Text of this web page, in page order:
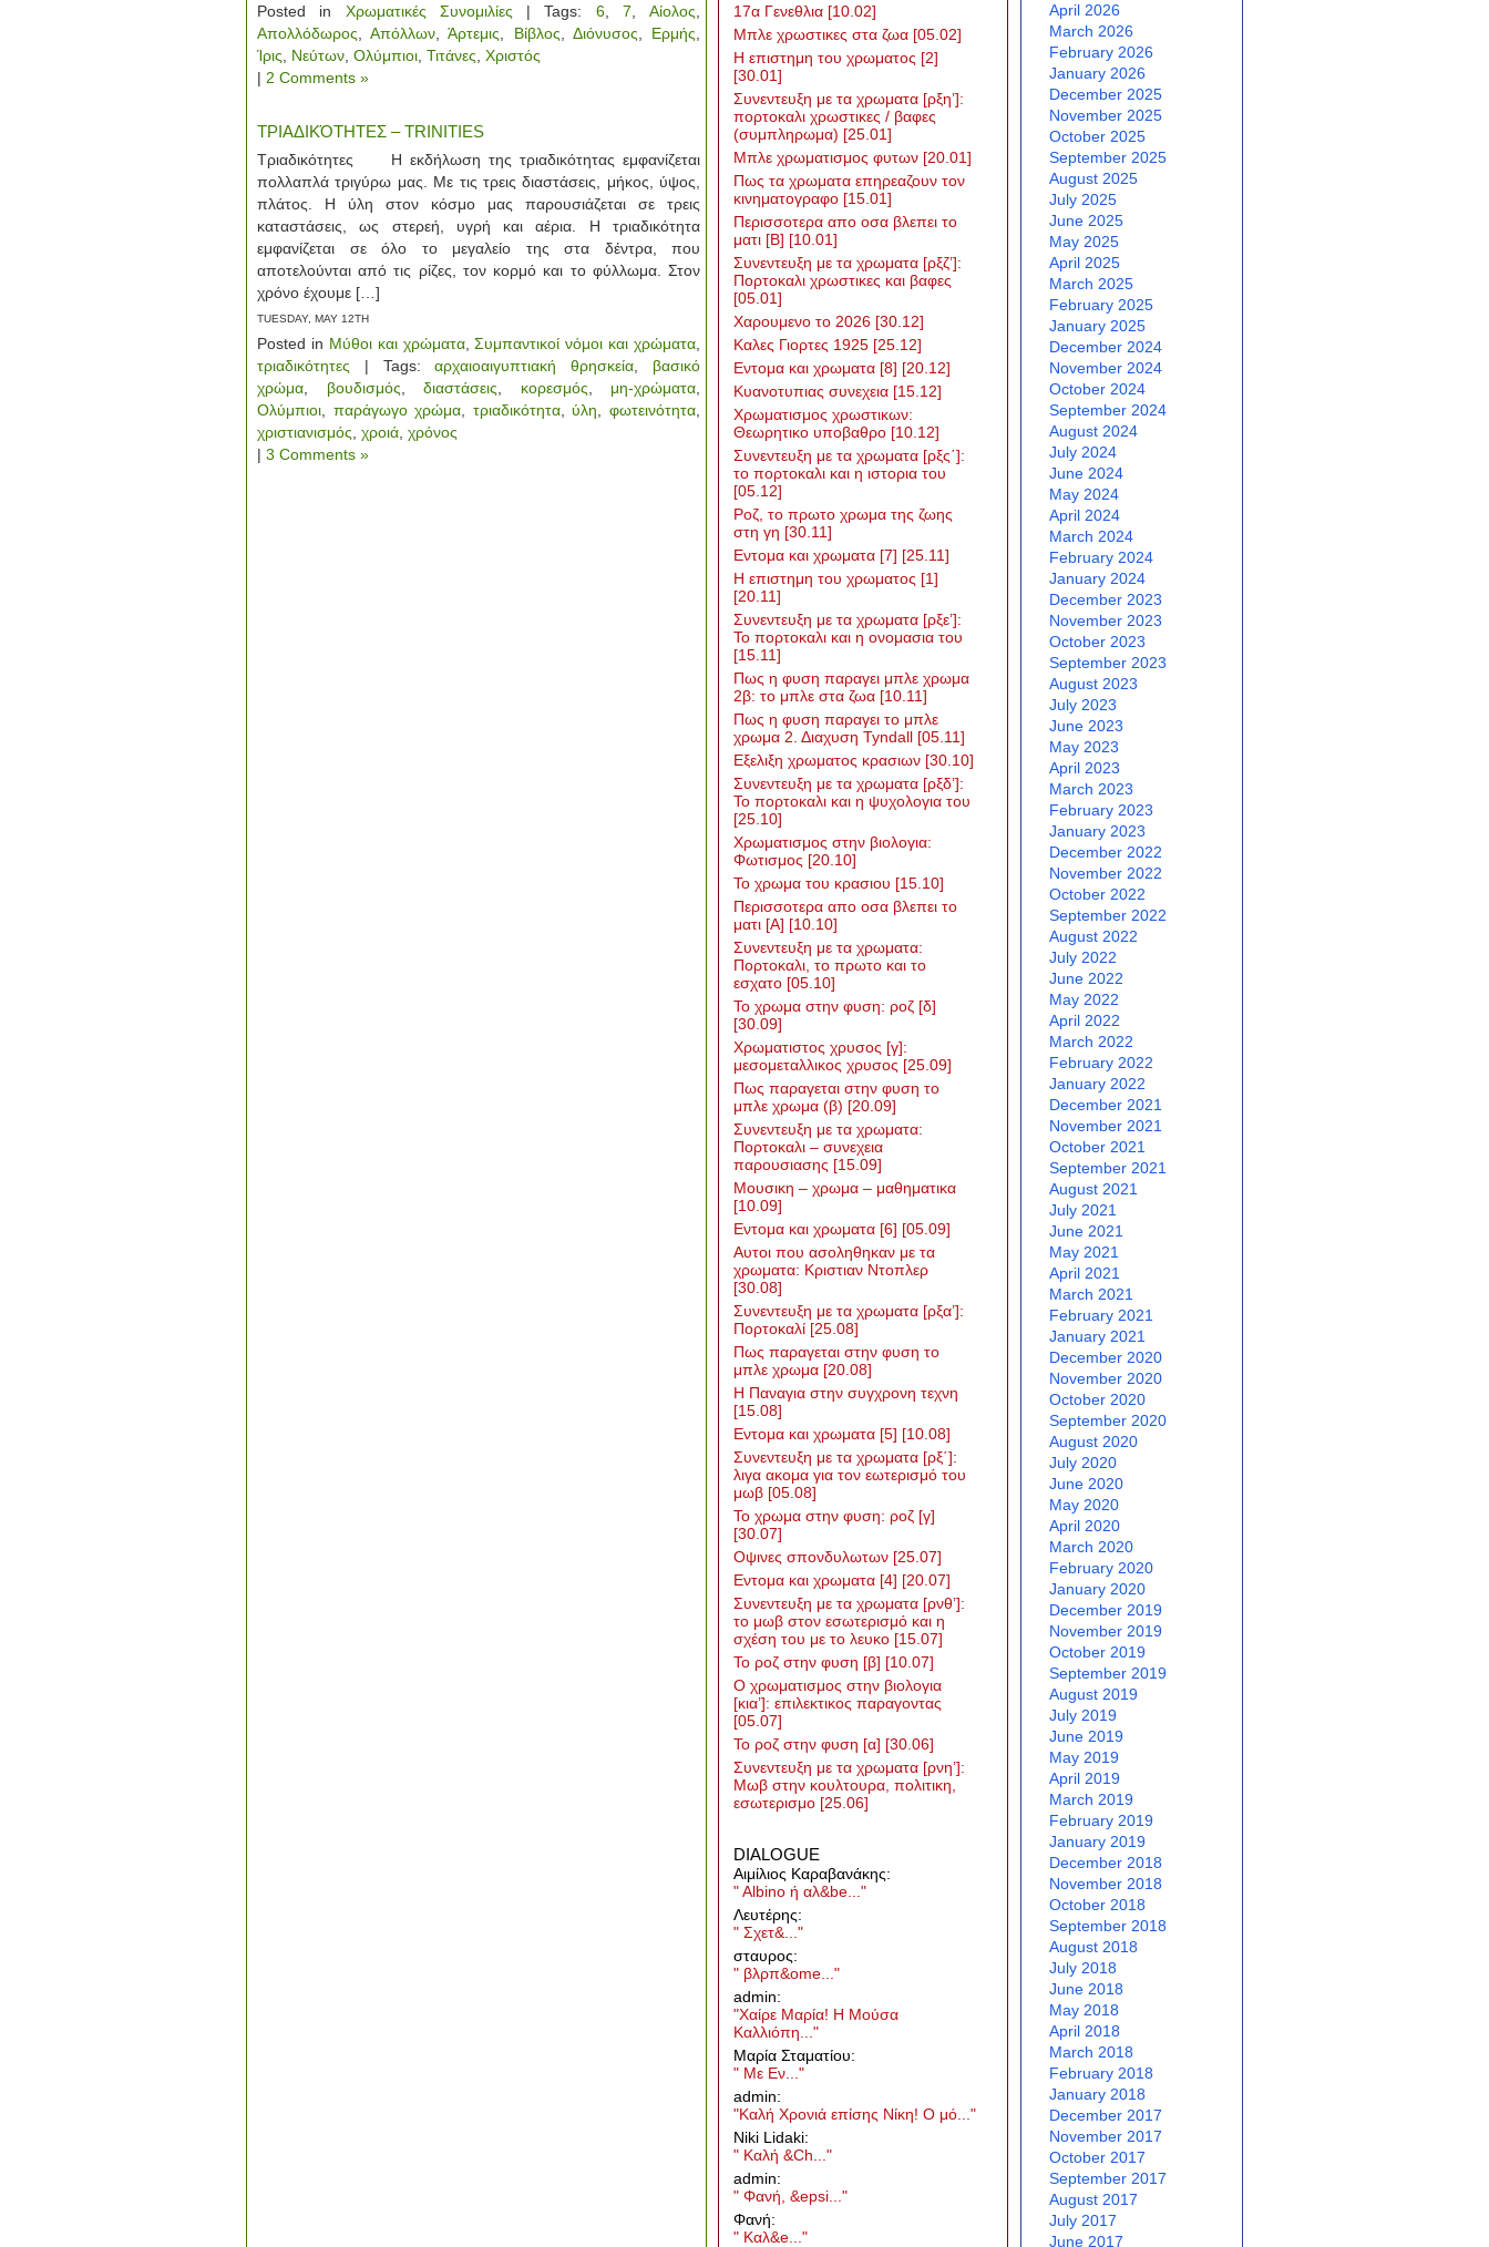
Posted in Χρωματικές Συνομιλίες | Tags: 6, 7 Αίολος
Απολλόδωρος ,Απόλλων ,Άρτεμις Βίβλος Διόνυσος Ερμής
Ίρις
Νεύτων Ολύμπιοι Τιτάνες Χριστός
| 2 Comments »
ΤΡΙΑΔΙΚΌΤΗΤΕΣ – TRINITIES
Τριαδικότητες Η εκδήλωση της τριαδικότητας εμφανίζεται
πολλαπλά τριγύρω μας. Με τις τρεις διαστάσεις, μήκος, ύψος,
πλάτος. Η ύλη στον κόσμο μας παρουσιάζεται σε τρεις
καταστάσεις, ως στερεή, υγρή και αέρια. Η τριαδικότητα
εμφανίζεται σε όλο το μεγαλείο της στα δέντρα, που
αποτελούνται από τις ρίζες, τον κορμό και το φύλλωμα. Στον
χρόνο έχουμε […]
TUESDAY, MAY 12TH
Posted in Μύθοι και χρώματα,Συμπαντικοί νόμοι και χρώματα
τριαδικότητες | Tags:αρχαιοαιγυπτιακή θρησκεία
βασικό
χρώμα
βουδισμός διαστάσεις κορεσμός μη-χρώματα
Ολύμπιοι
παράγωγο χρώμα τριαδικότητα,ύλη ,φωτεινότητα
χριστιανισμός χροιά χρόνος
| 3 Comments »
17α Γενεθλια [10.02]
Μπλε χρωστικες στα ζωα [05.02]
Η επιστημη του χρωματος [2]
[30.01]
Συνεντευξη με τα χρωματα [ρξη’]:
πορτοκαλι χρωστικες / βαφες
(συμπληρωμα) [25.01]
Μπλε χρωματισμος φυτων [20.01]
Πως τα χρωματα επηρεαζουν τον
κινηματογραφο [15.01]
Περισσοτερα απο οσα βλεπει το
ματι [Β] [10.01]
Συνεντευξη με τα χρωματα [ρξζ’]:
Πορτοκαλι χρωστικες και βαφες
[05.01]
Χαρουμενο το 2026 [30.12]
Καλες Γιορτες 1925 [25.12]
Εντομα και χρωματα [8] [20.12]
Κυανοτυπιας συνεχεια [15.12]
Χρωματισμος χρωστικων:
Θεωρητικο υποβαθρο [10.12]
Συνεντευξη με τα χρωματα [ρξς΄]:
το πορτοκαλι και η ιστορια του
[05.12]
Ροζ, το πρωτο χρωμα της ζωης
στη γη [30.11]
Εντομα και χρωματα [7] [25.11]
Η επιστημη του χρωματος [1]
[20.11]
Συνεντευξη με τα χρωματα [ρξε’]:
Το πορτοκαλι και η ονομασια του
[15.11]
Πως η φυση παραγει μπλε χρωμα
2β: το μπλε στα ζωα [10.11]
Πως η φυση παραγει το μπλε
χρωμα 2. Διαχυση Tyndall [05.11]
Εξελιξη χρωματος κρασιων [30.10]
Συνεντευξη με τα χρωματα [ρξδ’]:
Το πορτοκαλι και η ψυχολογια του
[25.10]
Χρωματισμος στην βιολογια:
Φωτισμος [20.10]
Το χρωμα του κρασιου [15.10]
Περισσοτερα απο οσα βλεπει το
ματι [Α] [10.10]
Συνεντευξη με τα χρωματα:
Πορτοκαλι, το πρωτο και το
εσχατο [05.10]
Το χρωμα στην φυση: ροζ [δ]
[30.09]
Χρωματιστος χρυσος [γ]:
μεσομεταλλικος χρυσος [25.09]
Πως παραγεται στην φυση το
μπλε χρωμα (β) [20.09]
Συνεντευξη με τα χρωματα:
Πορτοκαλι – συνεχεια
παρουσιασης [15.09]
Μουσικη – χρωμα – μαθηματικα
[10.09]
Εντομα και χρωματα [6] [05.09]
Αυτοι που ασοληθηκαν με τα
χρωματα: Κριστιαν Ντοπλερ
[30.08]
Συνεντευξη με τα χρωματα [ρξα’]:
Πορτοκαλί [25.08]
Πως παραγεται στην φυση το
μπλε χρωμα [20.08]
Η Παναγια στην συγχρονη τεχνη
[15.08]
Εντομα και χρωματα [5] [10.08]
Συνεντευξη με τα χρωματα [ρξ΄]:
λιγα ακομα για τον εωτερισμό του
μωβ [05.08]
Το χρωμα στην φυση: ροζ [γ]
[30.07]
Οψινες σπονδυλωτων [25.07]
Εντομα και χρωματα [4] [20.07]
Συνεντευξη με τα χρωματα [ρνθ’]:
το μωβ στον εσωτερισμό και η
σχέση του με το λευκο [15.07]
Το ροζ στην φυση [β] [10.07]
Ο χρωματισμος στην βιολογια
[κια’]: επιλεκτικος παραγοντας
[05.07]
Το ροζ στην φυση [α] [30.06]
Συνεντευξη με τα χρωματα [ρνη’]:
Μωβ στην κουλτουρα, πολιτικη,
εσωτερισμο [25.06]
DIALOGUE
Aιμίλιος Καραβανάκης:
" Albino ή αλ&be..."
Λευτέρης:
" Σχετ&..."
σταυρος:
" βλρπ&ome..."
admin:
"Χαίρε Μαρία! Η Μούσα
Καλλιόπη..."
Μαρία Σταματίου:
" Με Εν..."
admin:
"Καλή Χρονιά επίσης Νίκη! Ο μό..."
Niki Lidaki:
" Καλή &Ch..."
admin:
" Φανή, &epsi..."
Φανή:
" Καλ&e..."
April 2026
March 2026
February 2026
January 2026
December 2025
November 2025
October 2025
September 2025
August 2025
July 2025
June 2025
May 2025
April 2025
March 2025
February 2025
January 2025
December 2024
November 2024
October 2024
September 2024
August 2024
July 2024
June 2024
May 2024
April 2024
March 2024
February 2024
January 2024
December 2023
November 2023
October 2023
September 2023
August 2023
July 2023
June 2023
May 2023
April 2023
March 2023
February 2023
January 2023
December 2022
November 2022
October 2022
September 2022
August 2022
July 2022
June 2022
May 2022
April 2022
March 2022
February 2022
January 2022
December 2021
November 2021
October 2021
September 2021
August 2021
July 2021
June 2021
May 2021
April 2021
March 2021
February 2021
January 2021
December 2020
November 2020
October 2020
September 2020
August 2020
July 2020
June 2020
May 2020
April 2020
March 2020
February 2020
January 2020
December 2019
November 2019
October 2019
September 2019
August 2019
July 2019
June 2019
May 2019
April 2019
March 2019
February 2019
January 2019
December 2018
November 2018
October 2018
September 2018
August 2018
July 2018
June 2018
May 2018
April 2018
March 2018
February 2018
January 2018
December 2017
November 2017
October 2017
September 2017
August 2017
July 2017
June 2017